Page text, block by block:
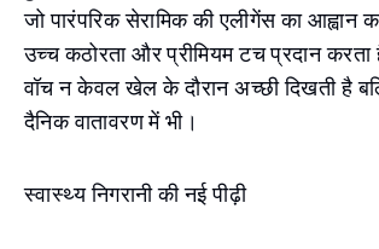
जो पारंपरिक सेरामिक की एलीगेंस का आह्वान
उच्च कठोरता और प्रीमियम टच प्रदान
वॉच न केवल खेल के दौरान अच्छी दिखती है
दैनिक वातावरण में भी।
स्वास्थ्य निगरानी की नई पीढ़ी